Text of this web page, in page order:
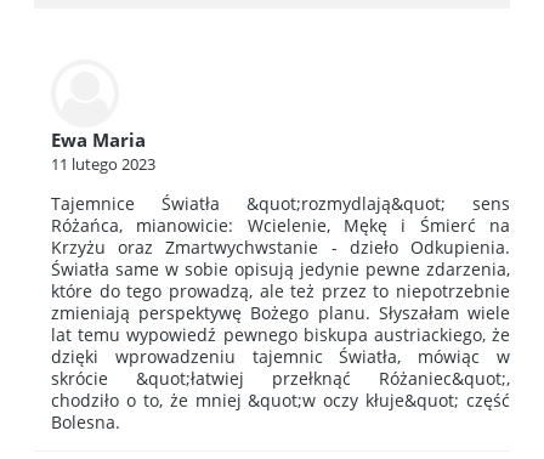
Ewa Maria
11 lutego 2023
Tajemnice Światła &quot;rozmydlają&quot; sens
Różańca, mianowicie: Wcielenie, Mękę i Śmierć na
Krzyżu oraz Zmartwychwstanie - dzieło Odkupienia.
Światła same w sobie opisują jedynie pewne zdarzenia,
które do tego prowadzą, ale też przez to niepotrzebnie
zmieniają perspektywę Bożego planu. Słyszałam wiele
lat temu wypowiedź pewnego biskupa austriackiego, że
dzięki wprowadzeniu tajemnic Światła, mówiąc w
skrócie &quot;łatwiej przełknąć Różaniec&quot;,
chodziło o to, że mniej &quot;w oczy kłuje&quot; część
Bolesna.